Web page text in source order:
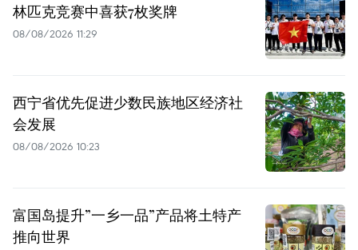
林匹克竞赛中喜获7枚奖牌
08/08/2026 11:29
西宁省优先促进少数民族地区经济社
会发展
08/08/2026 10:23
富国岛提升”一乡一品”产品将土特产
推向世界